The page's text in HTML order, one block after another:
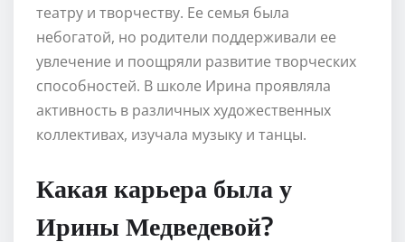
театру и творчеству. Ее семья была
небогатой, но родители поддерживали ее
увлечение и поощряли развитие творческих
способностей. В школе Ирина проявляла
активность в различных художественных
коллективах, изучала музыку и танцы.
Какая карьера была у
Ирины Медведевой?